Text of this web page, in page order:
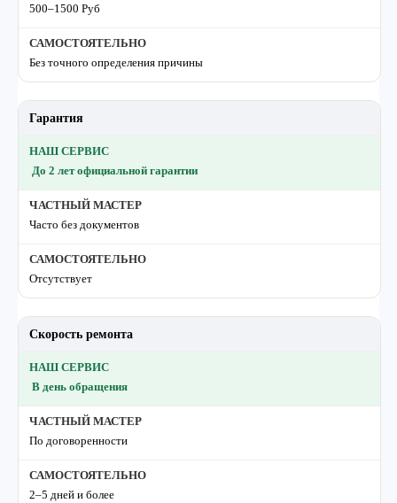
500–1500 Руб
Без точного определения причины
Гарантия
До 2 лет официальной гарантии
Часто без документов
Отсутствует
Скорость ремонта
В день обращения
По договоренности
2–5 дней и более